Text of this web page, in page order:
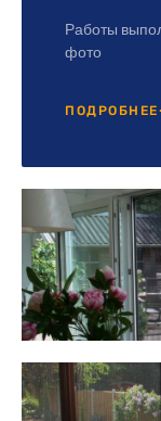
Работы
фото
ПОДРОБНЕЕ